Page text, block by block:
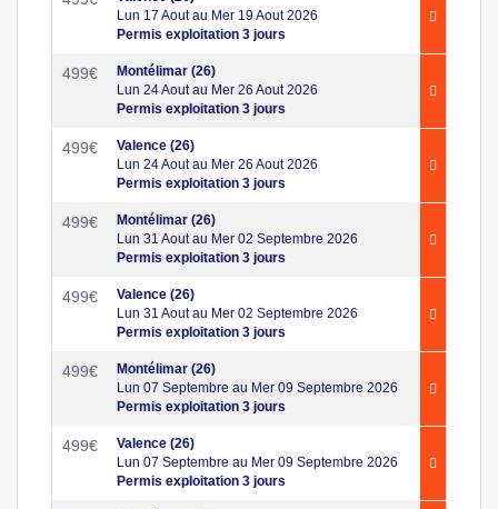
Lun 17 Aout au Mer 19 Aout 2026
Permis exploitation 3 jours
499€
Montélimar (26)
Lun 24 Aout au Mer 26 Aout 2026
Permis exploitation 3 jours
499€
Valence (26)
Lun 24 Aout au Mer 26 Aout 2026
Permis exploitation 3 jours
499€
Montélimar (26)
Lun 31 Aout au Mer 02 Septembre 2026
Permis exploitation 3 jours
499€
Valence (26)
Lun 31 Aout au Mer 02 Septembre 2026
Permis exploitation 3 jours
499€
Montélimar (26)
Lun 07 Septembre au Mer 09 Septembre 2026
Permis exploitation 3 jours
499€
Valence (26)
Lun 07 Septembre au Mer 09 Septembre 2026
Permis exploitation 3 jours